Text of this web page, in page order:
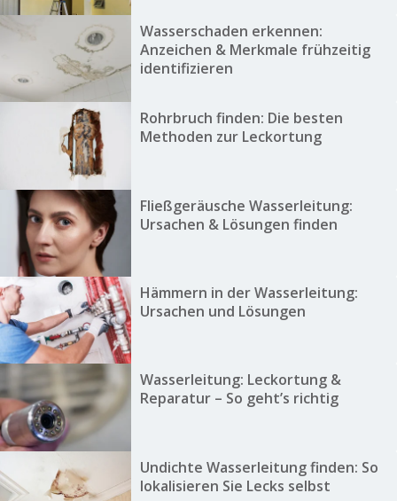
Wasserschaden erkennen:
Anzeichen & Merkmale frühzeitig
identifizieren
Rohrbruch finden: Die besten
Methoden zur Leckortung
Fließgeräusche Wasserleitung:
Ursachen & Lösungen finden
Hämmern in der Wasserleitung:
Ursachen und Lösungen
Wasserleitung: Leckortung &
Reparatur – So geht’s richtig
Undichte Wasserleitung finden: So
lokalisieren Sie Lecks selbst